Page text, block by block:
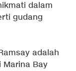
dalam
gudang
adalah
Bay